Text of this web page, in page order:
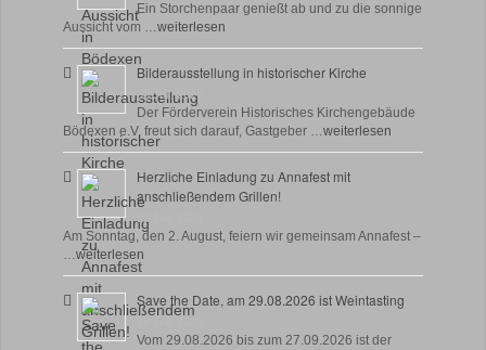
Ein Storchenpaar genießt ab und zu die sonnige
Aussicht vom …weiterlesen
Bilderausstellung in historischer Kirche
30 Juli, 2026
Der Förderverein Historisches Kirchengebäude
Bödexen e.V. freut sich darauf, Gastgeber …weiterlesen
Herzliche Einladung zu Annafest mit
anschließendem Grillen!
Am Sonntag, den 2. August, feiern wir gemeinsam Annafest –
…weiterlesen
Save the Date, am 29.08.2026 ist Weintasting
Vom 29.08.2026 bis zum 27.09.2026 ist der